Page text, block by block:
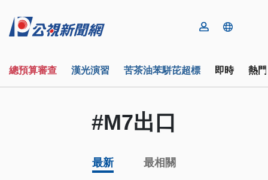
總預算審查 漢光演習 苦茶油苯駢芘超標 即時 熱
#M7出口
最新 最相關